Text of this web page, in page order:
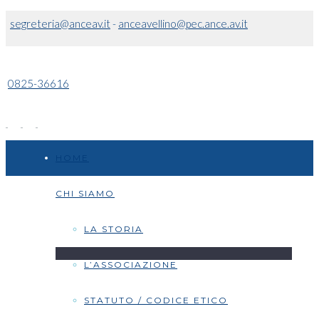
segreteria@anceav.it- anceavellino@pec.ance.av.it
0825-36616
CHI SIAMO
LA STORIA
L’ASSOCIAZIONE
STATUTO / CODICE ETICO